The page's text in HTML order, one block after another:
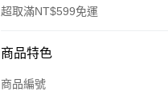
超取滿NT$599免運
付款方式
信用卡一次付款
商品特色
商品編號